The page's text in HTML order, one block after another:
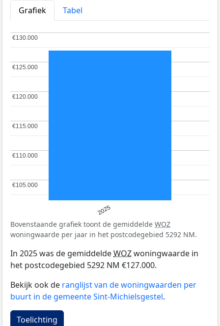
Grafiek
Tabel
2025
€105.000
€105.000
€110.000
€110.000
€115.000
€115.000
€120.000
€120.000
€125.000
€125.000
€130.000
€130.000
Bovenstaande grafiek toont de gemiddelde WOZ
woningwaarde per jaar in het postcodegebied 5292 NM.
In 2025 was de gemiddeldeWOZwoningwaarde in
het postcodegebied 5292 NM €127.000.
Bekijk ook de ranglijst van de woningwaarden per
buurt in de gemeente Sint-Michielsgestel.
Toelichting